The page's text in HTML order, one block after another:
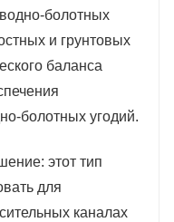
болотных
и грунтовых
баланса
болотных угодий.
этот тип
для
каналах